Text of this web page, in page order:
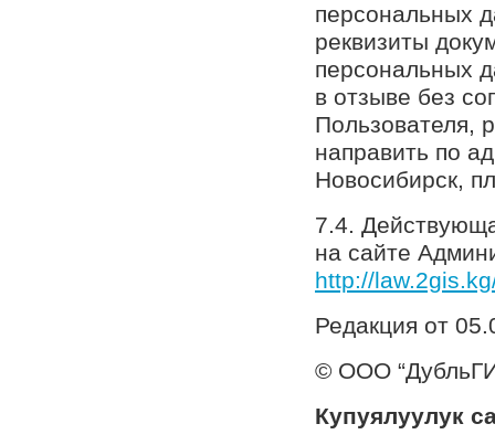
персональных
реквизиты
персональных
в отзыве без
Пользователя,
направить по
Новосибирск,
7.4.
на сайте
http://
Редакция от
© ООО
Купуялуулук